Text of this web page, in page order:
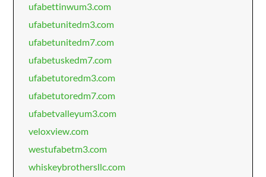
ufabettinwum3.com
ufabetunitedm3.com
ufabetunitedm7.com
ufabetuskedm7.com
ufabetutoredm3.com
ufabetutoredm7.com
ufabetvalleyum3.com
veloxview.com
westufabetm3.com
whiskeybrothersllc.com